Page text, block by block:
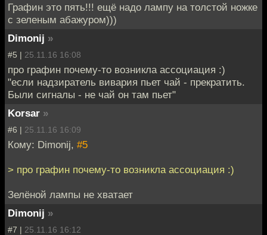
Графин это пять!!! ещё надо лампу на толстой ножке
с зеленым абажуром)))
Dimonij »
#5 | 25.11.16 16:08
про графин почему-то возникла ассоциация :)
"если надзиратель вивария пьет чай - прекратить.
Были сигналы - не чай он там пьет"
Korsar »
#6 | 25.11.16 16:09
Кому: Dimonij, #5
> про графин почему-то возникла ассоциация :)
Зелёной лампы не хватает
Dimonij »
#7 | 25.11.16 16:12